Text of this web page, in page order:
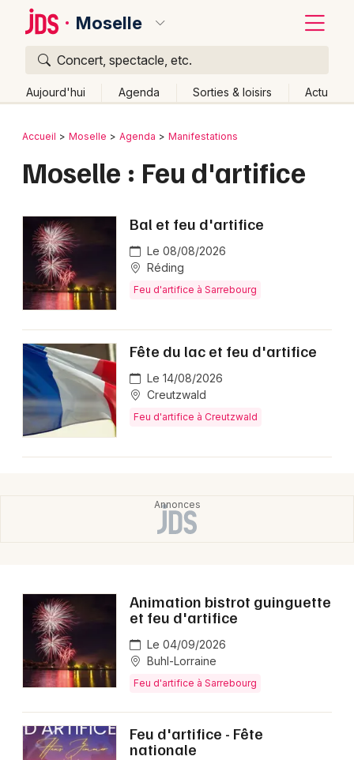
Moselle
Concert, spectacle, etc.
Aujourd'hui Agenda Sorties & loisirs Actu
Publier un événement
Grands événements
Activité & Expérience
Manifestations
Foires & salons
Spectacles
Concerts
Sports
Sorties & loisirs
Feu d'artifice en Lorraine
Feu d'artifice dans le Grand Est
Bordeaux
Lille
Lyon
Marseille
Mulhouse
Montpellier
Nantes
Nice
Paris
Retour
Accueil Moselle Agenda Manifestations
Moselle : Feu d'artifice
Bal et feu d'artifice
Le 08/08/2026
Réding
Feu d'artifice à Sarrebourg
Fête du lac et feu d'artifice
Le 14/08/2026
Creutzwald
Feu d'artifice à Creutzwald
Animation bistrot guinguette
et feu d'artifice
Le 04/09/2026
Buhl-Lorraine
Feu d'artifice à Sarrebourg
Feu d'artifice - Fête
nationale
Quoi ?
Où ?
Changer de lieu
Aujourd'hui
Demain Ce week-end Autre